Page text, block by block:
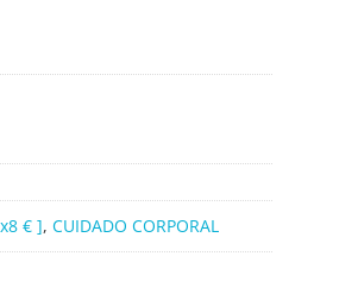
€ ], CUIDADO CORPORAL